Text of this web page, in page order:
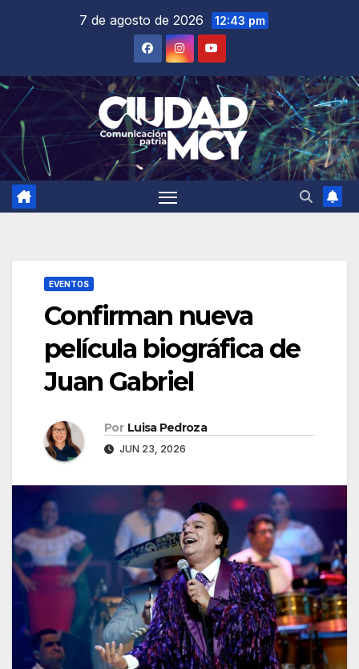
7 de agosto de 2026 12:43 pm
EVENTOS
Confirman nueva
película biográfica de
Juan Gabriel
Por Luisa Pedroza
JUN 23, 2026